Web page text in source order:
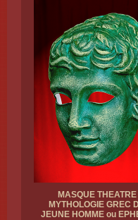
MASQUE THEATRE
MYTHOLOGIE GREC
JEUNE HOMME ou